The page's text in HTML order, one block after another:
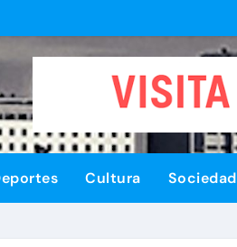
Cultura Sociedad